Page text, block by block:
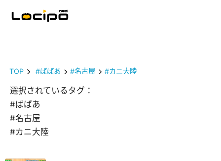
TOP #ばばあ #名古屋 #カニ大陸
選択されているタグ：
#ばばあ
#名古屋
#カニ大陸